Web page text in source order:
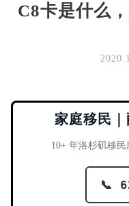
C8卡是什么
家庭移民
10+ 年洛杉矶移
📞